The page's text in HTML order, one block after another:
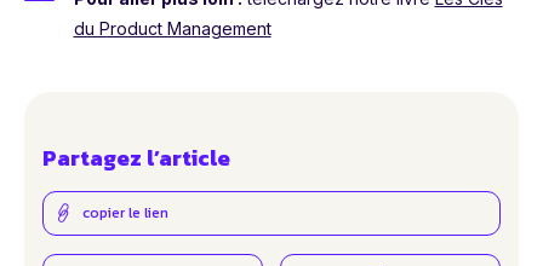
du Product Management
Partagez l’article
copier le lien